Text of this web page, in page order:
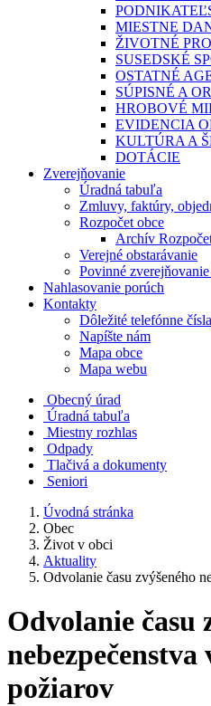
MIESTNE
ŽIVOTNÉ
SUSEDSKÉ
OSTATNÉ
SÚPISNÉ A
HROBOVÉ
EVIDENCIA
KULTÚRA A
DOTÁCIE
Zverejňovanie
Úradná tabuľa
Zmluvy, faktúry,
Rozpočet obce
Archív
Verejné obstarávanie
Povinné
Nahlasovanie porúch
Kontakty
Dôležité telefónne čísla
Napíšte nám
Mapa obce
Mapa webu
Obecný úrad
Úradná tabuľa
Miestny rozhlas
Odpady
Tlačivá a dokumenty
Seniori
Úvodná stránka
Obec
Život v obci
Aktuality
Odvolanie času zvýšeného
Odvolanie času
požiarov